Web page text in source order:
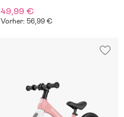
49,99 €
Vorher: 56,99 €